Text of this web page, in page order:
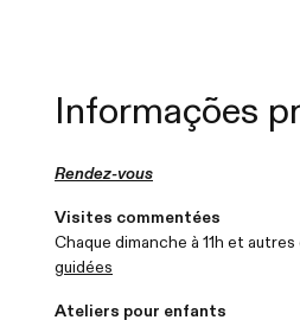
Informações
Rendez-vous
Visites commentées
Chaque dimanche à 11h et
guidées
Ateliers pour enfants